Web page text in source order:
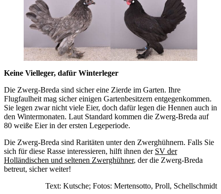
Keine Vielleger, dafür Winterleger
Die Zwerg-Breda sind sicher eine Zierde im Garten. Ihre
Flugfaulheit mag sicher einigen Gartenbesitzern entgegenkommen.
Sie legen zwar nicht viele Eier, doch dafür legen die Hennen auch in
den Wintermonaten. Laut Standard kommen die Zwerg-Breda auf
80 weiße Eier in der ersten Legeperiode.
Die Zwerg-Breda sind Raritäten unter den Zwerghühnern. Falls Sie
sich für diese Rasse interessieren, hilft ihnen der SV der
Holländischen und seltenen Zwerghühner, der die Zwerg-Breda
betreut, sicher weiter!
Text: Kutsche; Fotos: Mertensotto, Proll, Schellschmidt